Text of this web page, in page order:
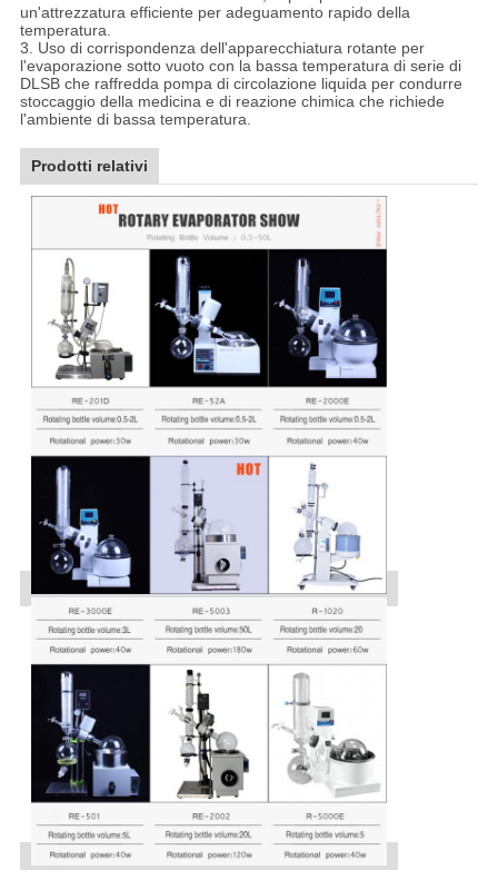
un'attrezzatura efficiente per adeguamento rapido della
temperatura.
3. Uso di corrispondenza dell'apparecchiatura rotante per
l'evaporazione sotto vuoto con la bassa temperatura di serie di
DLSB che raffredda pompa di circolazione liquida per condurre
stoccaggio della medicina e di reazione chimica che richiede
l'ambiente di bassa temperatura.
Prodotti relativi